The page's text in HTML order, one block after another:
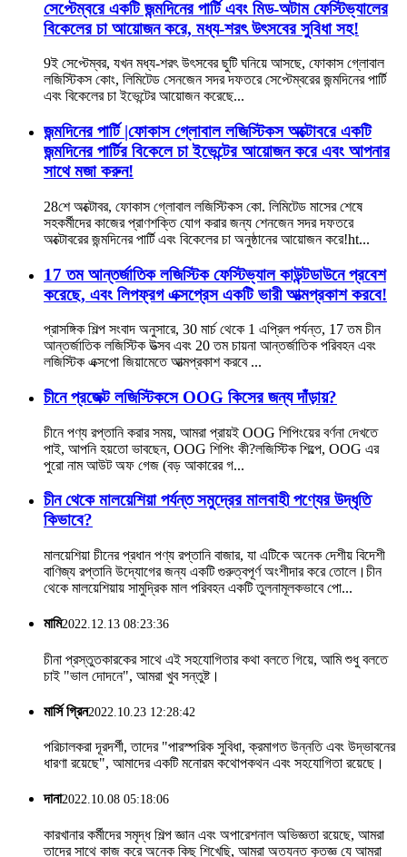
সেপ্টেম্বরে একটি জন্মদিনের পার্টি এবং মিড-অটাম ফেস্টিভ্যালের
বিকেলের চা আয়োজন করে, মধ্য-শরৎ উৎসবের সুবিধা সহ!
9ই সেপ্টেম্বর, যখন মধ্য-শরৎ উৎসবের ছুটি ঘনিয়ে আসছে, ফোকাস গ্লোবাল
লজিস্টিকস কোং, লিমিটেড সেনজেন সদর দফতরে সেপ্টেম্বরের জন্মদিনের পার্টি
এবং বিকেলের চা ইভেন্টের আয়োজন করেছে...
জন্মদিনের পার্টি |ফোকাস গ্লোবাল লজিস্টিকস অক্টোবরে একটি
জন্মদিনের পার্টির বিকেলে চা ইভেন্টের আয়োজন করে এবং আপনার
সাথে মজা করুন!
28শে অক্টোবর, ফোকাস গ্লোবাল লজিস্টিকস কো. লিমিটেড মাসের শেষে
সহকর্মীদের কাজের প্রাণশক্তি যোগ করার জন্য শেনজেন সদর দফতরে
অক্টোবরের জন্মদিনের পার্টি এবং বিকেলের চা অনুষ্ঠানের আয়োজন করে!ht...
17 তম আন্তর্জাতিক লজিস্টিক ফেস্টিভ্যাল কাউন্টডাউনে প্রবেশ
করেছে, এবং লিপফ্রগ এক্সপ্রেস একটি ভারী আত্মপ্রকাশ করবে!
প্রাসঙ্গিক শিল্প সংবাদ অনুসারে, 30 মার্চ থেকে 1 এপ্রিল পর্যন্ত, 17 তম চীন
আন্তর্জাতিক লজিস্টিক উত্সব এবং 20 তম চায়না আন্তর্জাতিক পরিবহন এবং
লজিস্টিক এক্সপো জিয়ামেতে আত্মপ্রকাশ করবে ...
চীনে প্রজেক্ট লজিস্টিকসে OOG কিসের জন্য দাঁড়ায়?
চীনে পণ্য রপ্তানি করার সময়, আমরা প্রায়ই OOG শিপিংয়ের বর্ণনা দেখতে
পাই, আপনি হয়তো ভাবছেন, OOG শিপিং কী?লজিস্টিক শিল্পে, OOG এর
পুরো নাম আউট অফ গেজ (বড় আকারের গ...
চীন থেকে মালয়েশিয়া পর্যন্ত সমুদ্রের মালবাহী পণ্যের উদ্ধৃতি
কিভাবে?
মালয়েশিয়া চীনের প্রধান পণ্য রপ্তানি বাজার, যা এটিকে অনেক দেশীয় বিদেশী
বাণিজ্য রপ্তানি উদ্যোগের জন্য একটি গুরুত্বপূর্ণ অংশীদার করে তোলে।চীন
থেকে মালয়েশিয়ায় সামুদ্রিক মাল পরিবহন একটি তুলনামূলকভাবে পো...
মামি2022.12.13 08:23:36
চীনা প্রস্তুতকারকের সাথে এই সহযোগিতার কথা বলতে গিয়ে, আমি শুধু বলতে
চাই "ভাল দোদনে", আমরা খুব সন্তুষ্ট।
মার্সি গ্রিন2022.10.23 12:28:42
পরিচালকরা দূরদর্শী, তাদের "পারস্পরিক সুবিধা, ক্রমাগত উন্নতি এবং উদ্ভাবনের
ধারণা রয়েছে", আমাদের একটি মনোরম কথোপকথন এবং সহযোগিতা রয়েছে।
দানা2022.10.08 05:18:06
কারখানার কর্মীদের সমৃদ্ধ শিল্প জ্ঞান এবং অপারেশনাল অভিজ্ঞতা রয়েছে, আমরা
তাদের সাথে কাজ করে অনেক কিছু শিখেছি, আমরা অত্যন্ত কৃতজ্ঞ যে আমরা